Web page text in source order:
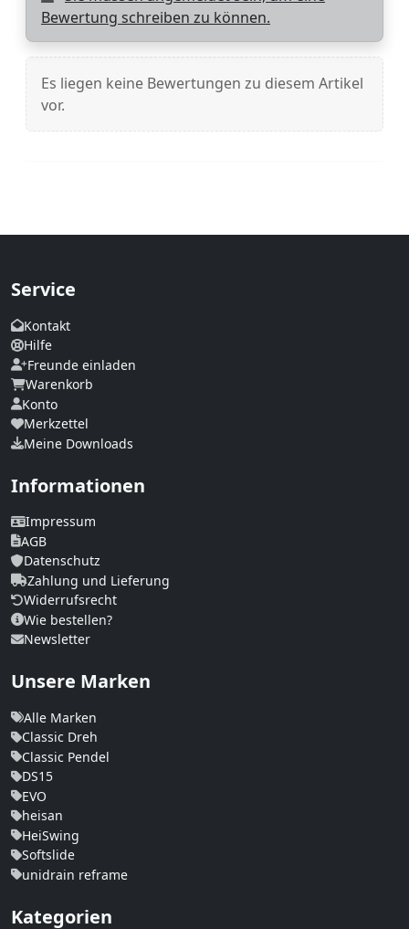
Bewertung schreiben zu können.
Es liegen keine Bewertungen zu diesem Artikel
vor.
Service
Kontakt
Hilfe
Freunde einladen
Warenkorb
Konto
Merkzettel
Meine Downloads
Informationen
Impressum
AGB
Datenschutz
Zahlung und Lieferung
Widerrufsrecht
Wie bestellen?
Newsletter
Unsere Marken
Alle Marken
Classic Dreh
Classic Pendel
DS15
EVO
heisan
HeiSwing
Softslide
unidrain reframe
Kategorien